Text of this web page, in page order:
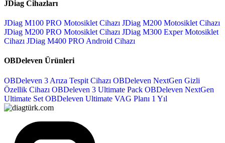
JDiag Cihazları
JDiag M100 PRO Motosiklet Cihazı JDiag M200 Motosiklet Cihazı
JDiag M200 PRO Motosiklet Cihazı JDiag M300 Exper Motosiklet
Cihazı JDiag M400 PRO Android Cihazı
OBDeleven Ürünleri
OBDeleven 3 Arıza Tespit Cihazı OBDeleven NextGen Gizli
Özellik Cihazı OBDeleven 3 Ultimate Pack OBDeleven NextGen
Ultimate Set OBDeleven Ultimate VAG Planı 1 Yıl